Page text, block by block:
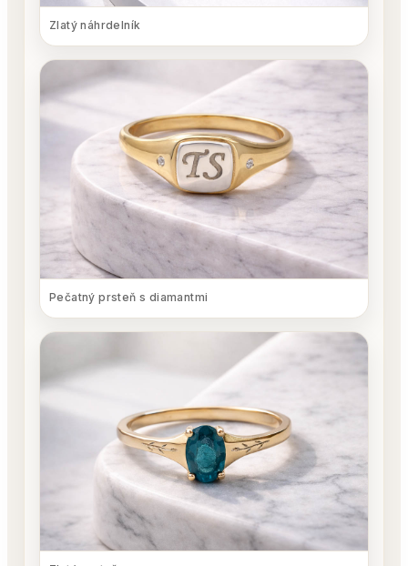
Zlatý náhrdelník
Pečatný prsteň s diamantmi